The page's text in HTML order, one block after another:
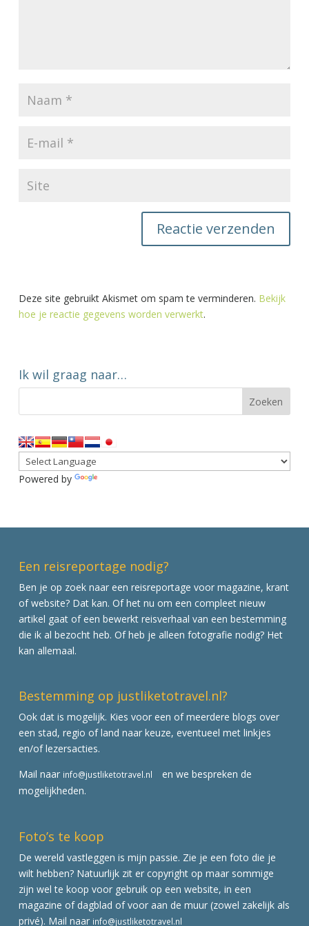
Deze site gebruikt Akismet om spam te verminderen. Bekijk
hoe je reactie gegevens worden verwerkt.
Ik wil graag naar…
Powered by
Een reisreportage nodig?
Ben je op zoek naar een reisreportage voor magazine, krant
of website? Dat kan. Of het nu om een compleet nieuw
artikel gaat of een bewerkt reisverhaal van een bestemming
die ik al bezocht heb. Of heb je alleen fotografie nodig? Het
kan allemaal.
Bestemming op justliketotravel.nl?
Ook dat is mogelijk. Kies voor een of meerdere blogs over
een stad, regio of land naar keuze, eventueel met linkjes
en/of lezersacties.
Mail naar info@justliketotravel.nl
en we bespreken de
mogelijkheden.
Foto’s te koop
De wereld vastleggen is mijn passie. Zie je een foto die je
wilt hebben? Natuurlijk zit er copyright op maar sommige
zijn wel te koop voor gebruik op een website, in een
magazine of dagblad of voor aan de muur (zowel zakelijk als
privé). Mail naar info@justliketotravel.nl